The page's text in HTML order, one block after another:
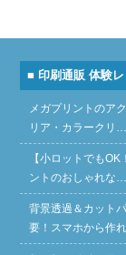
■ 印刷通販 体験
メガプリントのア
リア・カラークリ…
【小ロットでもOK
ントのおしゃれな…
背景透過＆カット
要！スマホから作